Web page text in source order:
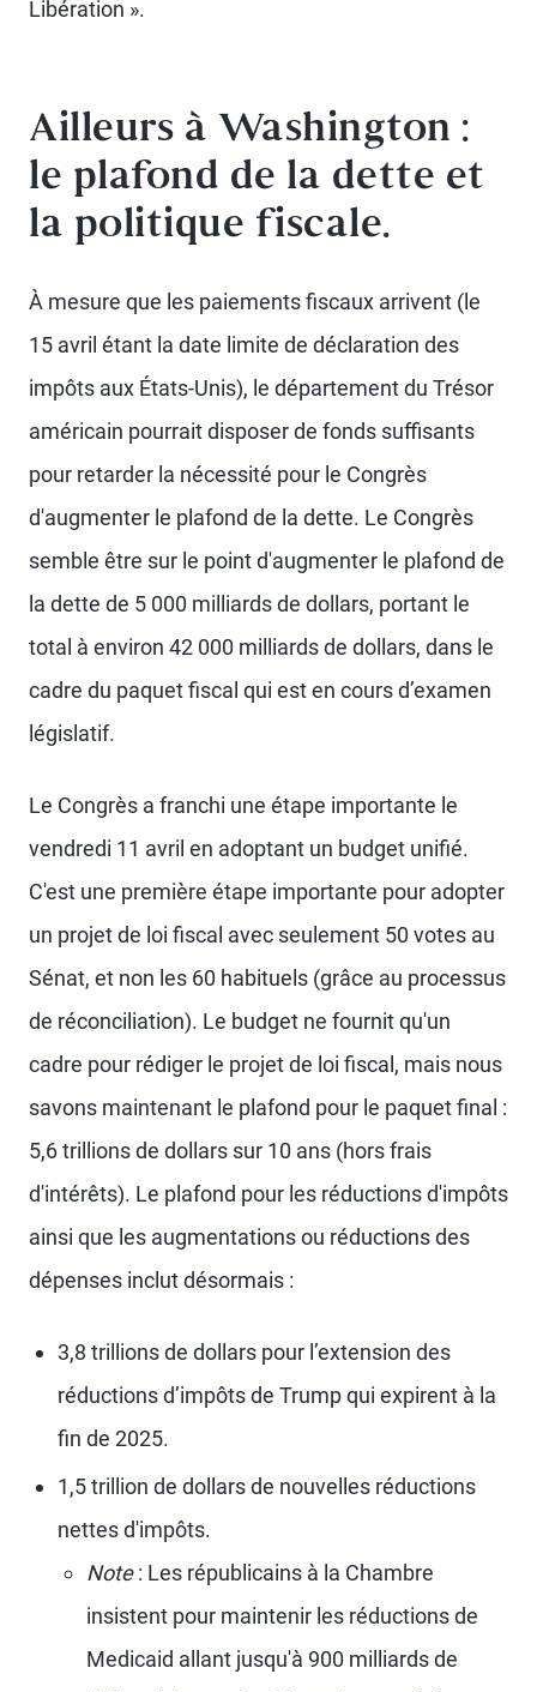
Libération ».
Ailleurs à Washington :
le plafond de la dette et
la politique fiscale.
À mesure que les paiements fiscaux arrivent (le
15 avril étant la date limite de déclaration des
impôts aux États-Unis), le département du Trésor
américain pourrait disposer de fonds suffisants
pour retarder la nécessité pour le Congrès
d'augmenter le plafond de la dette. Le Congrès
semble être sur le point d'augmenter le plafond de
la dette de 5 000 milliards de dollars, portant le
total à environ 42 000 milliards de dollars, dans le
cadre du paquet fiscal qui est en cours d’examen
législatif.
Le Congrès a franchi une étape importante le
vendredi 11 avril en adoptant un budget unifié.
C'est une première étape importante pour adopter
un projet de loi fiscal avec seulement 50 votes au
Sénat, et non les 60 habituels (grâce au processus
de réconciliation). Le budget ne fournit qu'un
cadre pour rédiger le projet de loi fiscal, mais nous
savons maintenant le plafond pour le paquet final :
5,6 trillions de dollars sur 10 ans (hors frais
d'intérêts). Le plafond pour les réductions d'impôts
ainsi que les augmentations ou réductions des
dépenses inclut désormais :
3,8 trillions de dollars pour l’extension des
réductions d’impôts de Trump qui expirent à la
fin de 2025.
1,5 trillion de dollars de nouvelles réductions
nettes d'impôts.
Note: Les républicains à la Chambre
insistent pour maintenir les réductions de
Medicaid allant jusqu'à 900 milliards de